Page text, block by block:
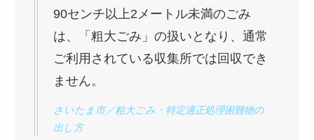
90センチ以上2メートル未満のごみ
は、「粗大ごみ」の扱いとなり、通常
ご利用されている収集所では回収でき
ません。
さいたま市／粗大ごみ・特定適正処理困難物の
出し方